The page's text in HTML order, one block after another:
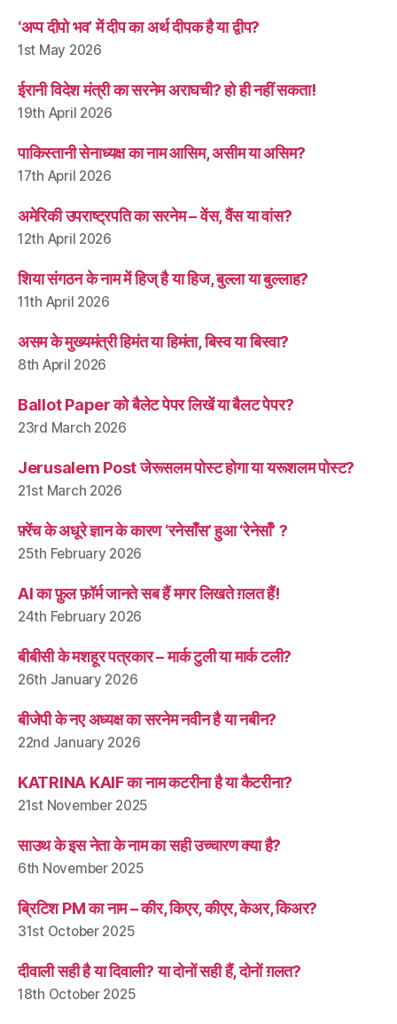
‘अप्प दीपो भव’ में दीप का अर्थ दीपक है या द्वीप?
1st May 2026
ईरानी विदेश मंत्री का सरनेम अराघची? हो ही नहीं सकता!
19th April 2026
पाकिस्तानी सेनाध्यक्ष का नाम आसिम, असीम या असिम?
17th April 2026
अमेरिकी उपराष्ट्रपति का सरनेम – वेंस, वैंस या वांस?
12th April 2026
शिया संगठन के नाम में हिज् है या हिज, बुल्ला या बुल्लाह?
11th April 2026
असम के मुख्यमंत्री हिमंत या हिमंता, बिस्व या बिस्वा?
8th April 2026
Ballot Paper को बैलेट पेपर लिखें या बैलट पेपर?
23rd March 2026
Jerusalem Post जेरूसलम पोस्ट होगा या यरूशलम पोस्ट?
21st March 2026
फ़्रेंच के अधूरे ज्ञान के कारण ‘रनेसाँस’ हुआ ‘रेनेसाँ’ ?
25th February 2026
AI का फ़ुल फ़ॉर्म जानते सब हैं मगर लिखते ग़लत हैं!
24th February 2026
बीबीसी के मशहूर पत्रकार – मार्क टुली या मार्क टली?
26th January 2026
बीजेपी के नए अध्यक्ष का सरनेम नवीन है या नबीन?
22nd January 2026
KATRINA KAIF का नाम कटरीना है या कैटरीना?
21st November 2025
साउथ के इस नेता के नाम का सही उच्चारण क्या है?
6th November 2025
ब्रिटिश PM का नाम – कीर, किएर, कीएर, केअर, किअर?
31st October 2025
दीवाली सही है या दिवाली? या दोनों सही हैं, दोनों ग़लत?
18th October 2025